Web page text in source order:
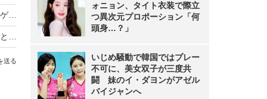
おのののか、下関の絶景スポット＆グルメをナビゲート
送る
ォニョン、タイト衣装で際立
つ異次元プロポーション「何
頭身…？」
いじめ騒動で韓国ではプレー
不可に、美女双子が三度共
闘 妹のイ・ダヨンがアゼル
バイジャンへ